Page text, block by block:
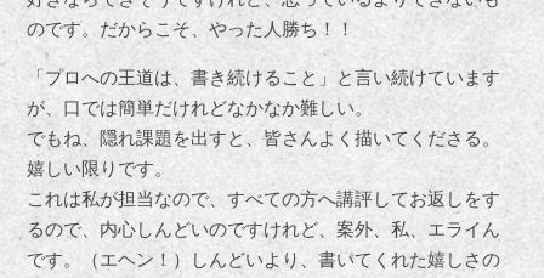
のです。だからこそ、やった人勝ち！！
「プロへの王道は、書き続けること」と言い続けています
が、口では簡単だけれどなかなか難しい。
でもね、隠れ課題を出すと、皆さんよく描いてくださる。
嬉しい限りです。
これは私が担当なので、すべての方へ講評してお返しをす
るので、内心しんどいのですけれど、案外、私、エライん
です。（エヘン！）しんどいより、書いてくれた嬉しさの